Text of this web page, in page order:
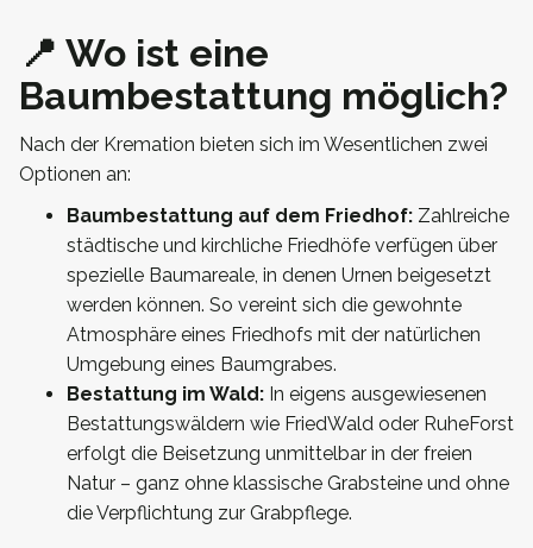
📍 Wo ist eine
Baumbestattung möglich?
Nach der Kremation bieten sich im Wesentlichen zwei
Optionen an:
Baumbestattung auf dem Friedhof: Zahlreiche
städtische und kirchliche Friedhöfe verfügen über
spezielle Baumareale, in denen Urnen beigesetzt
werden können. So vereint sich die gewohnte
Atmosphäre eines Friedhofs mit der natürlichen
Umgebung eines Baumgrabes.
Bestattung im Wald: In eigens ausgewiesenen
Bestattungswäldern wie FriedWald oder RuheForst
erfolgt die Beisetzung unmittelbar in der freien
Natur – ganz ohne klassische Grabsteine und ohne
die Verpflichtung zur Grabpflege.